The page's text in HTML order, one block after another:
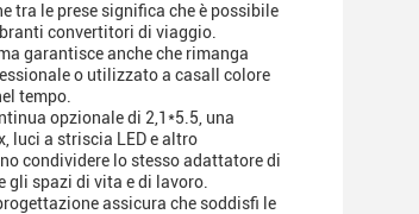
tra le prese significa che è possibile
convertitori di viaggio.
garantisce anche che rimanga
o utilizzato a casaIl colore
tempo.
opzionale di 2,1*5.5, una
luci a striscia LED e altro
condividere lo stesso adattatore di
spazi di vita e di lavoro.
assicura che soddisfi le